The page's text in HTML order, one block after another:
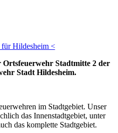
Hildesheim <
Stadtmitte 2 der
Stadt Hildesheim.
im Stadtgebiet. Unser
das Innenstadtgebiet, unter
das komplette Stadtgebiet.